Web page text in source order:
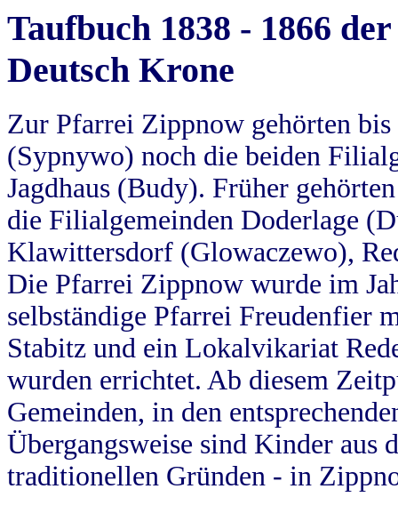
Taufbuch 1838 - 1866
Deutsch Krone
Zur Pfarrei Zippnow gehörten
(Sypnywo) noch die beiden
Jagdhaus (Budy). Früher
die Filialgemeinden Doderlage
Klawittersdorf (Glowaczewo),
Die Pfarrei Zippnow wurde im
selbständige Pfarrei Freudenfier
Stabitz und ein Lokalvikariat
wurden errichtet. Ab diesem
Gemeinden, in den
Übergangsweise sind Kinder aus
traditionellen Gründen - in